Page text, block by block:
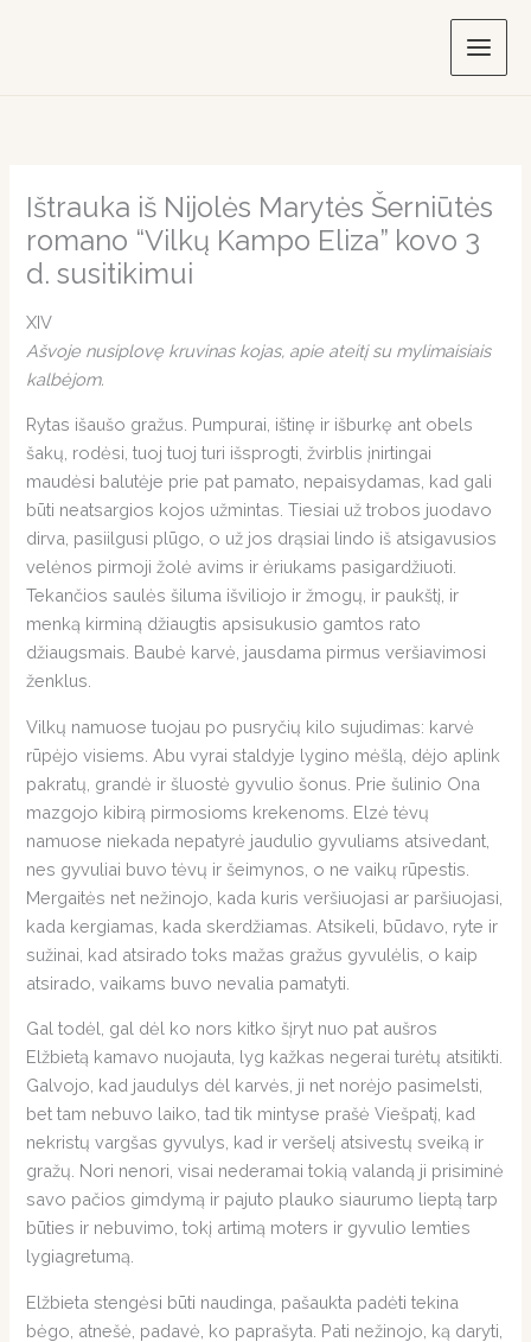
Ištrauka iš Nijolės Marytės Šerniūtės
romano “Vilkų Kampo Eliza” kovo 3
d. susitikimui
XIV
Ašvoje nusiplovę kruvinas kojas, apie ateitį su mylimaisiais
kalbėjom.
Rytas išaušo gražus. Pumpurai, ištinę ir išburkę ant obels
šakų, rodėsi, tuoj tuoj turi išsprogti, žvirblis įnirtingai
maudėsi balutėje prie pat pamato, nepaisydamas, kad gali
būti neatsargios kojos užmintas. Tiesiai už trobos juodavo
dirva, pasiilgusi plūgo, o už jos drąsiai lindo iš atsigavusios
velėnos pirmoji žolė avims ir ėriukams pasigardžiuoti.
Tekančios saulės šiluma išviliojo ir žmogų, ir paukštį, ir
menką kirminą džiaugtis apsisukusio gamtos rato
džiaugsmais. Baubė karvė, jausdama pirmus veršiavimosi
ženklus.
Vilkų namuose tuojau po pusryčių kilo sujudimas: karvė
rūpėjo visiems. Abu vyrai staldyje lygino mėšlą, dėjo aplink
pakratų, grandė ir šluostė gyvulio šonus. Prie šulinio Ona
mazgojo kibirą pirmosioms krekenoms. Elzė tėvų
namuose niekada nepatyrė jaudulio gyvuliams atsivedant,
nes gyvuliai buvo tėvų ir šeimynos, o ne vaikų rūpestis.
Mergaitės net nežinojo, kada kuris veršiuojasi ar paršiuojasi,
kada kergiamas, kada skerdžiamas. Atsikeli, būdavo, ryte ir
sužinai, kad atsirado toks mažas gražus gyvulėlis, o kaip
atsirado, vaikams buvo nevalia pamatyti.
Gal todėl, gal dėl ko nors kitko šįryt nuo pat aušros
Elžbietą kamavo nuojauta, lyg kažkas negerai turėtų atsitikti.
Galvojo, kad jaudulys dėl karvės, ji net norėjo pasimelsti,
bet tam nebuvo laiko, tad tik mintyse prašė Viešpatį, kad
nekristų vargšas gyvulys, kad ir veršelį atsivestų sveiką ir
gražų. Nori nenori, visai nederamai tokią valandą ji prisiminė
savo pačios gimdymą ir pajuto plauko siaurumo lieptą tarp
būties ir nebuvimo, tokį artimą moters ir gyvulio lemties
lygiagretumą.
Elžbieta stengėsi būti naudinga, pašaukta padėti tekina
bėgo, atnešė, padavė, ko paprašyta. Pati nežinojo, ką daryti,